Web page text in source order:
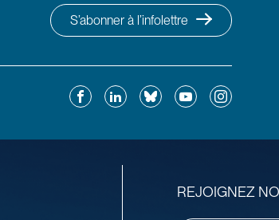
S’abonner à l’infolettre
FacebookLinkedInBlueskyYouTubeInstagram
REJOIGNEZ